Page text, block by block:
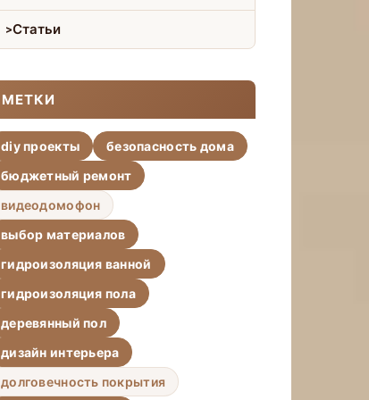
Статьи
МЕТКИ
diy проекты
безопасность дома
бюджетный ремонт
видеодомофон
выбор материалов
гидроизоляция ванной
гидроизоляция пола
деревянный пол
дизайн интерьера
долговечность покрытия